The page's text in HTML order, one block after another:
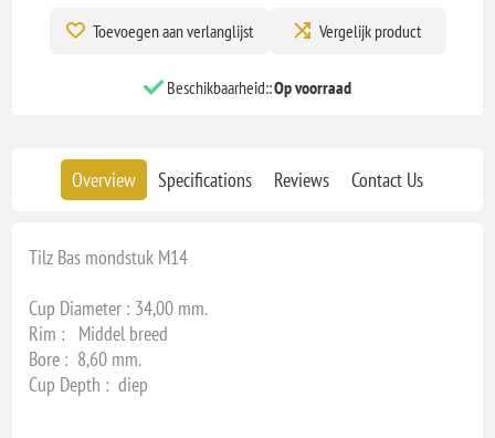
Toevoegen aan verlanglijst Vergelijk product
Beschikbaarheid::Op voorraad
Overview Specifications Reviews Contact Us
Tilz Bas mondstuk M14
Cup Diameter : 34,00 mm.
Rim : Middel breed
Bore : 8,60 mm.
Cup Depth : diep